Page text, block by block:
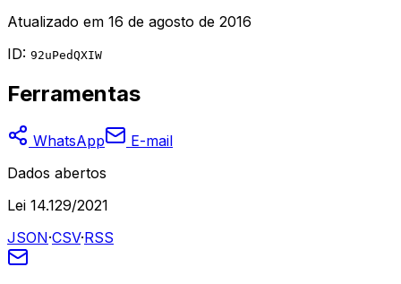
Atualizado em 16 de agosto de 2016
ID: 92uPedQXIW
Ferramentas
WhatsApp
E-mail
Dados abertos
Lei 14.129/2021
JSON·CSV·RSS